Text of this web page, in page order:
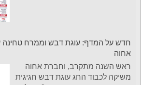
חדש על המדף: עוגת דבש וממרח טחינה
אחוה
ראש השנה מתקרב, וחברת אחוה
משיקה לכבוד החג עוגת דבש חגיגית